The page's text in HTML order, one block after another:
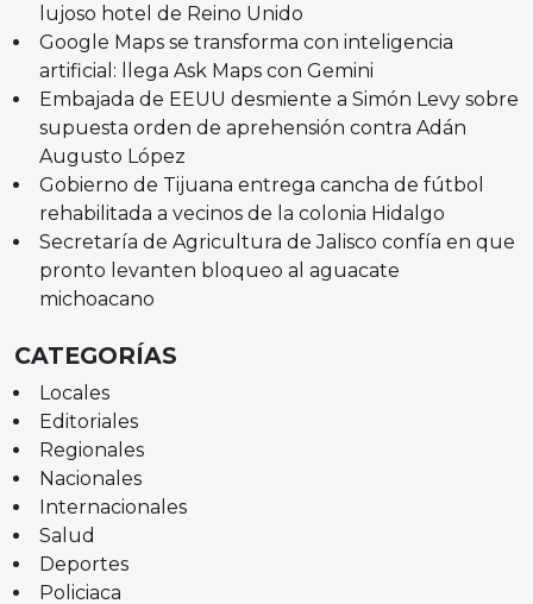
lujoso hotel de Reino Unido
Google Maps se transforma con inteligencia
artificial: llega Ask Maps con Gemini
Embajada de EEUU desmiente a Simón Levy sobre
supuesta orden de aprehensión contra Adán
Augusto López
Gobierno de Tijuana entrega cancha de fútbol
rehabilitada a vecinos de la colonia Hidalgo
Secretaría de Agricultura de Jalisco confía en que
pronto levanten bloqueo al aguacate
michoacano
CATEGORÍAS
Locales
Editoriales
Regionales
Nacionales
Internacionales
Salud
Deportes
Policiaca